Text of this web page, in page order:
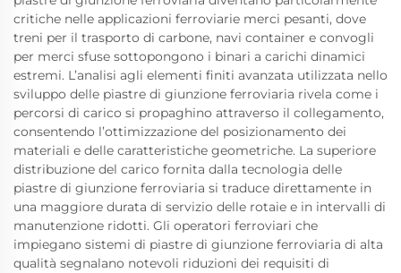
critiche nelle applicazioni ferroviarie merci pesanti, dove
treni per il trasporto di carbone, navi container e convogli
per merci sfuse sottopongono i binari a carichi dinamici
estremi. L’analisi agli elementi finiti avanzata utilizzata nello
sviluppo delle piastre di giunzione ferroviaria rivela come i
percorsi di carico si propaghino attraverso il collegamento,
consentendo l’ottimizzazione del posizionamento dei
materiali e delle caratteristiche geometriche. La superiore
distribuzione del carico fornita dalla tecnologia delle
piastre di giunzione ferroviaria si traduce direttamente in
una maggiore durata di servizio delle rotaie e in intervalli di
manutenzione ridotti. Gli operatori ferroviari che
impiegano sistemi di piastre di giunzione ferroviaria di alta
qualità segnalano notevoli riduzioni dei requisiti di